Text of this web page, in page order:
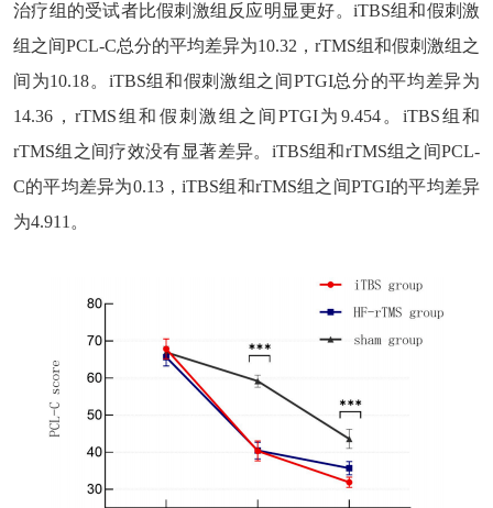
治疗组的受试者比假刺激组反应明显更好。iTBS组和假刺激
组之间PCL-C总分的平均差异为10.32，rTMS组和假刺激组之
间为10.18。iTBS组和假刺激组之间PTGI总分的平均差异为
14.36，rTMS组和假刺激组之间PTGI为9.454。iTBS组和
rTMS组之间疗效没有显著差异。iTBS组和rTMS组之间PCL-
C的平均差异为0.13，iTBS组和rTMS组之间PTGI的平均差异
为4.911。